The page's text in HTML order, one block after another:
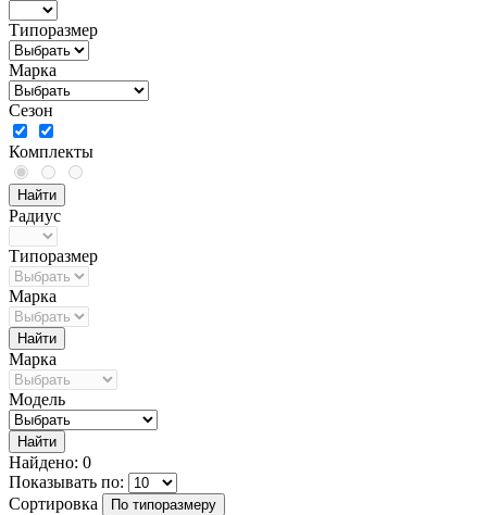
Типоразмер
Марка
Сезон
Комплекты
Радиус
Типоразмер
Марка
Марка
Модель
Найдено: 0
Показывать по:
Сортировка
По типоразмеру